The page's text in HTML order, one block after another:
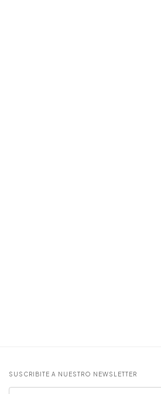
SUSCRIBITE A NUESTRO NEWSLETTER